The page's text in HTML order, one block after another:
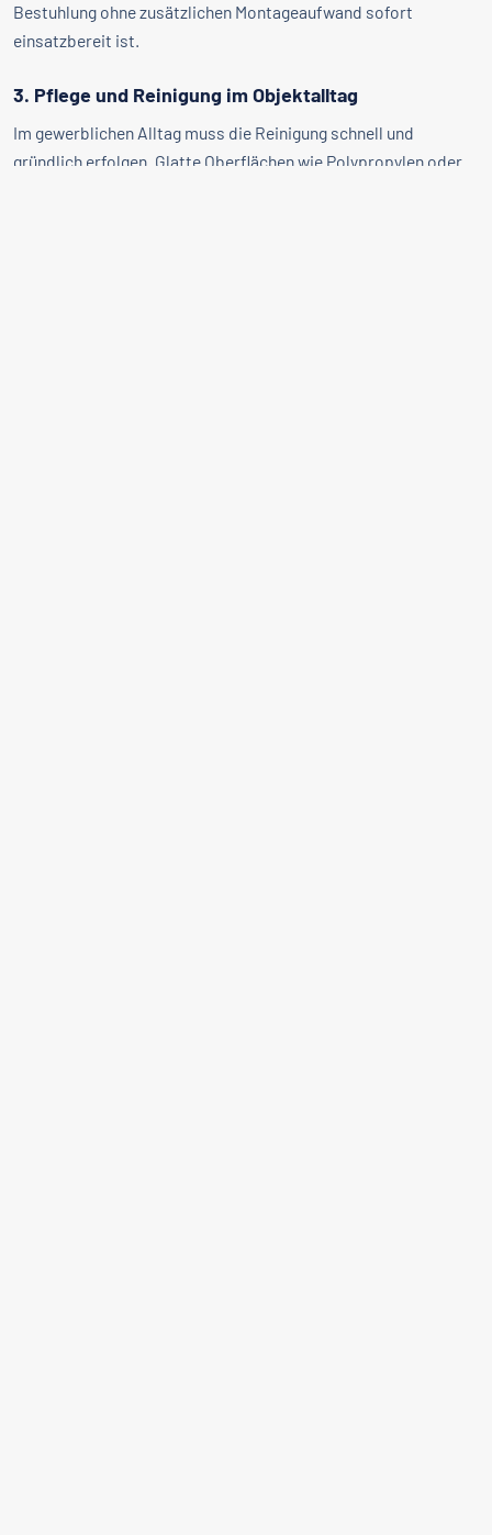
Bestuhlung ohne zusätzlichen Montageaufwand sofort
einsatzbereit ist.
3. Pflege und Reinigung im Objektalltag
Im gewerblichen Alltag muss die Reinigung schnell und
gründlich erfolgen. Glatte Oberflächen wie Polypropylen oder